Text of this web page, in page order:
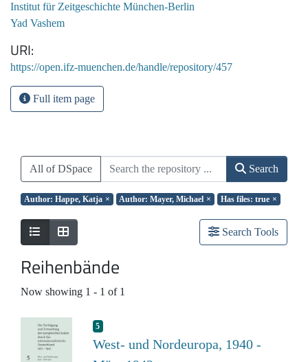
Institut für Zeitgeschichte München-Berlin
Yad Vashem
URI
https://open.ifz-muenchen.de/handle/repository/457
Full item page
All of DSpace Search
Author: Happe, Katja × Author: Mayer, Michael × Has files: true ×
Search Tools
Reihenbände
Now showing 1 - 1 of 1
5
West- und Nordeuropa, 1940 -